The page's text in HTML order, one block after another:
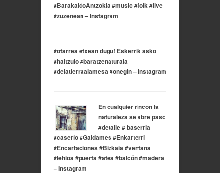
#BarakaldoAntzokia #music #folk #live
#zuzenean – Instagram
#otarrea etxean dugu! Eskerrik asko
#haitzulo #baratzenaturala
#delatierraalamesa #onegin – Instagram
En cualquier rincon la
naturaleza se abre paso
#detalle # baserria
#caserío #Galdames #Enkarterri
#Encartaciones #Bizkaia #ventana
#lehioa #puerta #atea #balcón #madera
– Instagram